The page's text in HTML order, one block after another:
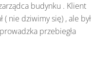
budynku . Klient
nie dziwimy się) , ale był
przebiegła